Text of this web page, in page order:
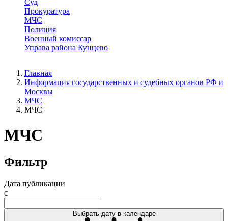
Суд
Прокуратура
МЧС
Полиция
Военный комиссар
Управа района Кунцево
Главная
Информация государственных и судебных органов РФ и
Москвы
МЧС
МЧС
МЧС
Фильтр
Дата публикации
с
Выбрать дату в календаре